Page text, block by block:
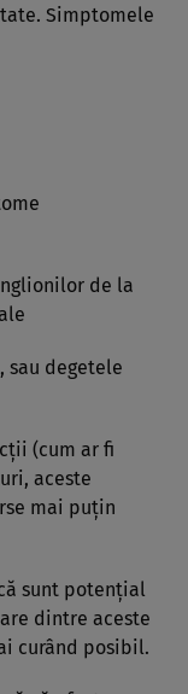
Simptomele
de la
sau degetele
(cum ar fi
aceste
mai puţin
sunt potenţial
dintre aceste
curând posibil.